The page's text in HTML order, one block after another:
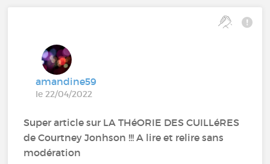
amandine59
le 22/04/2022
Super article sur LA THéORIE DES CUILLéRES
de Courtney Jonhson !!! A lire et relire sans
modération